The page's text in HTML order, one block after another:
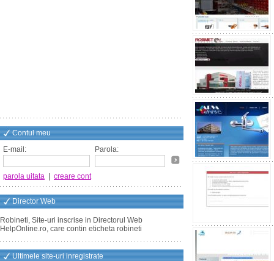
Contul meu
E-mail:
Parola:
parola uitata creare cont
Director Web
Robineti, Site-uri inscrise in Directorul Web
HelpOnline.ro, care contin eticheta robineti
Ultimele site-uri inregistrate